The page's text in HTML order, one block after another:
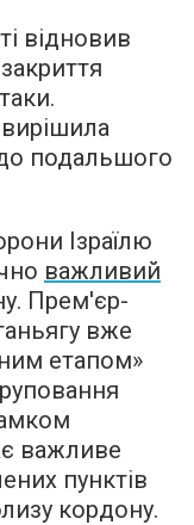
відновив
подальшого
Ізраїлю
важливий
Прем'єр-
вже
етапом»
важливе
пунктів
кордону.